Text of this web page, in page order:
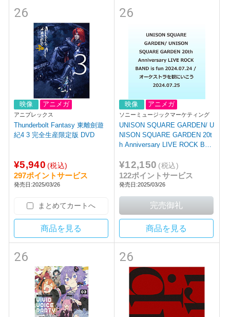
26
映像 アニメガ
アニプレックス
Thunderbolt Fantasy 東離劍遊
紀4 3 完全生産限定版 DVD
¥5,940 (税込)
297ポイントサービス
発売日:2025/03/26
まとめてカートへ
商品を見る
26
映像 アニメガ
ソニーミュージックマーケティング
UNISON SQUARE GARDEN/ U
NISON SQUARE GARDEN 20t
h Anniversary LIVE ROCK BAN
ストラを観にいこう 2024．0
7．25 BD
¥12,150 (税込)
122ポイントサービス
発売日:2025/03/26
商品を見る
26 26